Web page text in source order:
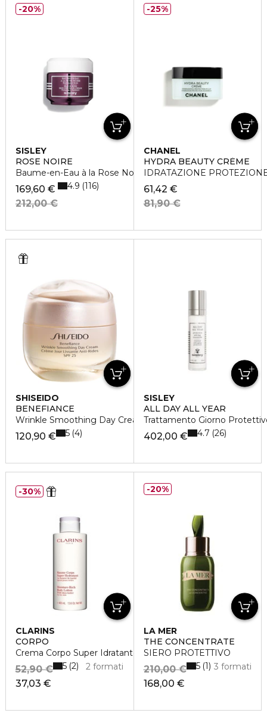
SISLEY
ROSE NOIRE
Baume-en-Eau à la Rose Noire
169,60 €
212,00 €
4.9 116
20%
CHANEL
HYDRA BEAUTY CRÈME
IDRATAZIONE
61,42 €
81,90 €
25%
SHISEIDO
BENEFIANCE
Wrinkle Smoothing Day Cream SPF 25
120,90 € 5 4
SISLEY
ALL DAY ALL YEAR
Trattamento Giorno
402,00 € 4.7 26
CLARINS
CORPO
Crema Corpo Super Idratante
37,03 €
52,90 € 2 formati
5 2
30%
LA MER
THE CONCENTRATE
SIERO PROTETTIVO
168,00 €
210,00 € 3 formati
5 1
20%